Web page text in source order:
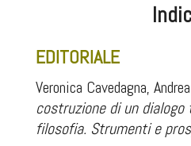
EDITORIALE
Veronica Cavedagna,
costruzione di un
filosofia. Strumenti e